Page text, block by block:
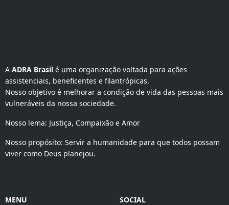
A ADRA Brasil é uma organização voltada para ações
assistenciais, beneficentes e filantrópicas.
Nosso objetivo é melhorar a condição de vida das pessoas mais
vulneráveis da nossa sociedade.
Nosso lema: Justiça, Compaixão e Amor
Nosso propósito: Servir a humanidade para que todos possam
viver como Deus planejou.
MENU SOCIAL